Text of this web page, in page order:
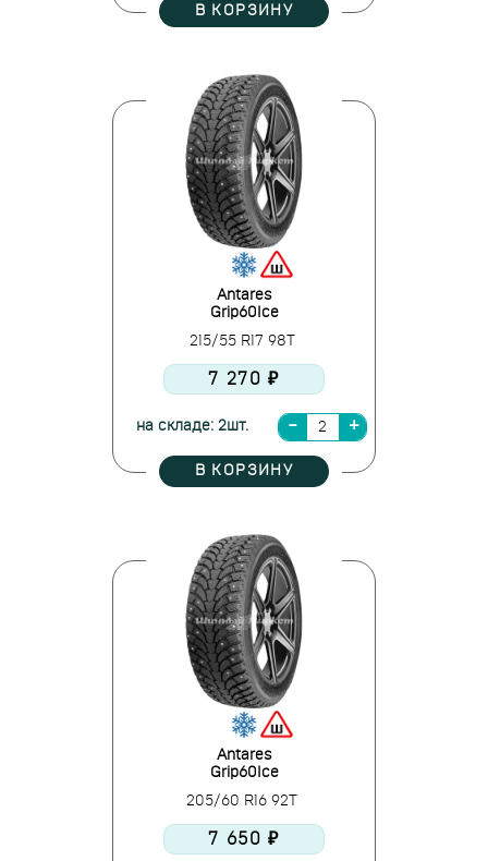
В КОРЗИНУ
Antares
Grip60Ice
215/55 R17 98T
7 270 ₽
на складе: 2шт.
В КОРЗИНУ
Antares
Grip60Ice
205/60 R16 92T
7 650 ₽